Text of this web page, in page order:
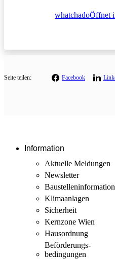
whatchadoÖffnet
Seite teilen: Facebook
Information
Aktuelle Meldungen
Newsletter
Baustellen­information
Klimaanlagen
Sicherheit
Kernzone Wien
Hausordnung
Beförderungs­
bedingungen